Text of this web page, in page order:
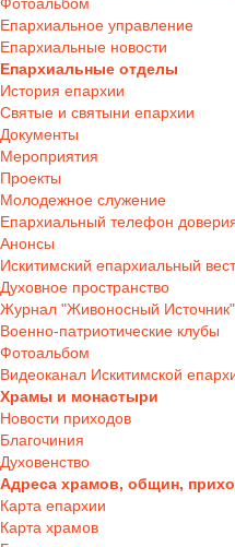
Епархиальное управление
Епархиальные новости
Епархиальные отделы
История епархии
Святые и святыни епархии
Документы
Мероприятия
Проекты
Молодежное служение
Епархиальный телефон
Анонсы
Искитимский епархиальный
Духовное пространство
Журнал "Живоносный Источник"
Военно-патриотические клубы
Фотоальбом
Видеоканал Искитимской
Храмы и монастыри
Новости приходов
Благочиния
Духовенство
Адреса храмов, общин,
Карта епархии
Карта храмов